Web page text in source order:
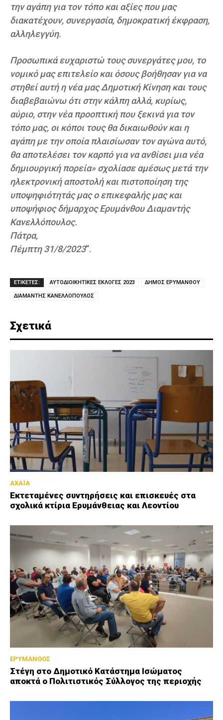
την αγάπη για τον τόπο και αξίες που μας
διακατέχουν, συνεργασία, δημοκρατική έκφραση,
αλληλεγγύη.
Προσωπικά ευχαριστώ τους συνεργάτες μου, το
νομικό μας επιτελείο και όσους βοήθησαν για να
στηθεί αυτή η νέα μας Δημοτική Κίνηση και τους
διαβεβαιώνω ότι στην κάλπη αλλά, κυρίως,
αύριο, στην νέα προοπτική που ξεκινά για τον
τόπο μας, οι κόποι τους θα δικαιωθούν και η
αγάπη με την οποία πλαισίωσαν τον αγώνα αυτό,
θα αποτελέσει τον καρπό για να ανθίσει μια νέα
δημιουργική πορεία» σχολίασε αμέσως μετά την
ηλεκτρονική αποστολή και πιστοποίηση της
υποψηφιότητάς μας ο επικεφαλής μας και
υποψήφιος δήμαρχος Ερυμάνθου Διαμαντής
Κανελλόπουλος.
Πάτρα,
Πέμπτη 31/8/2023“.
ΕΤΙΚΕΤΕΣ: ΑΥΤΟΔΙΟΙΚΗΤΙΚΕΣ ΕΚΛΟΓΕΣ 2023 ΔΗΜΟΣ ΕΡΥΜΑΝΘΟΥ
ΔΙΑΜΑΝΤΗΣ ΚΑΝΕΛΛΟΠΟΥΛΟΣ
Σχετικά
ΑΧΑΪΑ
Εκτεταμένες συντηρήσεις και επισκευές στα
σχολικά κτίρια Ερυμάνθειας και Λεοντίου
ΕΡΥΜΑΝΘΟΣ
Στέγη στο Δημοτικό Κατάστημα Ισώματος
αποκτά ο Πολιτιστικός Σύλλογος της περιοχής